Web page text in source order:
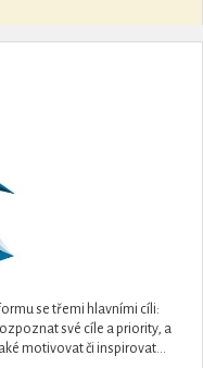
se třemi hlavními cíli:
své cíle a priority, a
motivovat či inspirovat...